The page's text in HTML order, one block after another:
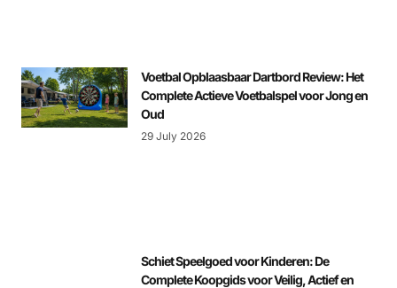
Voetbal Opblaasbaar Dartbord Review: Het
Complete Actieve Voetbalspel voor Jong en
Oud
29 July 2026
Schiet Speelgoed voor Kinderen: De
Complete Koopgids voor Veilig, Actief en